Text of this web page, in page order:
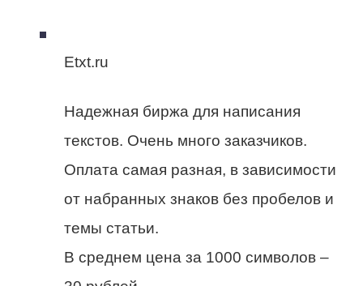
Etxt.ru
Надежная биржа для написания
текстов. Очень много заказчиков.
Оплата самая разная, в зависимости
от набранных знаков без пробелов и
темы статьи.
В среднем цена за 1000 символов –